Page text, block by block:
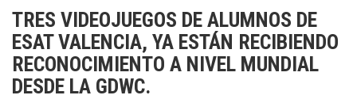
TRES VIDEOJUEGOS DE ALUMNOS DE
ESAT VALENCIA, YA ESTÁN RECIBIENDO
RECONOCIMIENTO A NIVEL MUNDIAL
DESDE LA GDWC.